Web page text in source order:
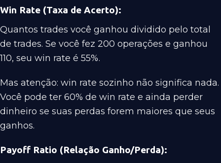
Win Rate (Taxa de Acerto):
Quantos trades você ganhou dividido pelo total
de trades. Se você fez 200 operações e ganhou
110, seu win rate é 55%.
Mas atenção: win rate sozinho não significa nada.
Você pode ter 60% de win rate e ainda perder
dinheiro se suas perdas forem maiores que seus
ganhos.
Payoff Ratio (Relação Ganho/Perda):